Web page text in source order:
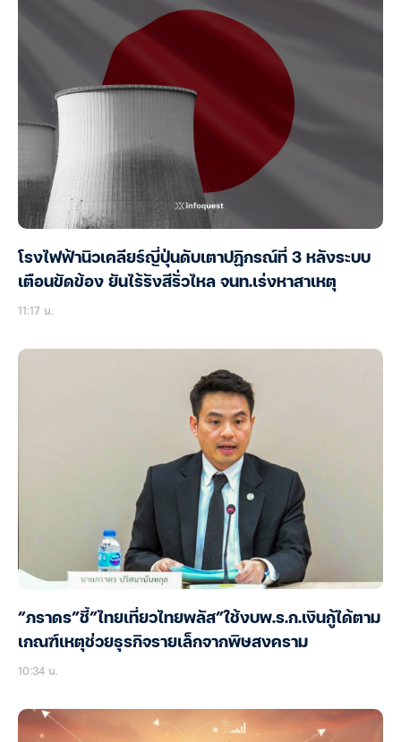
โรงไฟฟ้านิวเคลียร์ญี่ปุ่นดับเตาปฏิกรณ์ที่ 3 หลังระบบ
เตือนขัดข้อง ยันไร้รังสีรั่วไหล จนท.เร่งหาสาเหตุ
11:17 น.
“ภราดร”ชี้”ไทยเที่ยวไทยพลัส”ใช้งบพ.ร.ก.เงินกู้ได้ตาม
เกณฑ์เหตุช่วยธุรกิจรายเล็กจากพิษสงคราม
10:34 น.